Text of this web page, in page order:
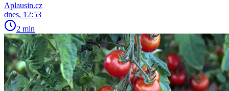
Aplausin.cz
dnes, 12:53
2 min